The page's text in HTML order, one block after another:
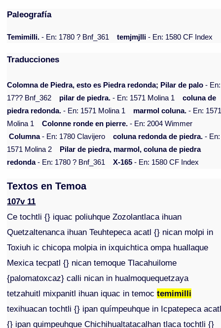
Paleografía
Temimilli. - En: 1780 ? Bnf_361 temjmjlli - En: 1580 CF Index
Traducciones
Colomna de Piedra, esto es Piedra redonda; Pilar de palo - En:
17?? Bnf_362
pilar de piedra. - En: 1571 Molina 1
coluna de
piedra redonda. - En: 1571 Molina 1 marmol coluna. - En:
Molina 1
Colonne ronde en pierre. - En: 2004 Wimmer
Columna- En: 1780 Clavijero coluna redonda de piedra. - En:
1571 Molina 2
Pilar de piedra, marmol, coluna de piedra
redonda- En: 1780 ? Bnf_361 X-165 - En: 1580 CF Index
Textos en Temoa
107v 11
Ce tochtli {} iquac poliuhque Zozolantlaca ihuan
Quetzaltenanca ihuan Teuhtepeca acatl {} nican molpi in
Toxiuh ic chicopa molpia in ixquichtica ompa huallaque
Mexica tecpatl {} nican temoque Tlacahuilome
{palomatoxcaz} calli nican in hualmoquequetzaya
tetzahuitl mixpanitl ihuan iquac in temoctemimilli
texihuacan tochtli {} ipan químpeuhque in Icpatepeca
{} ipan quimpeuhque Chichihualtatacalhan tlaca tochtli {}